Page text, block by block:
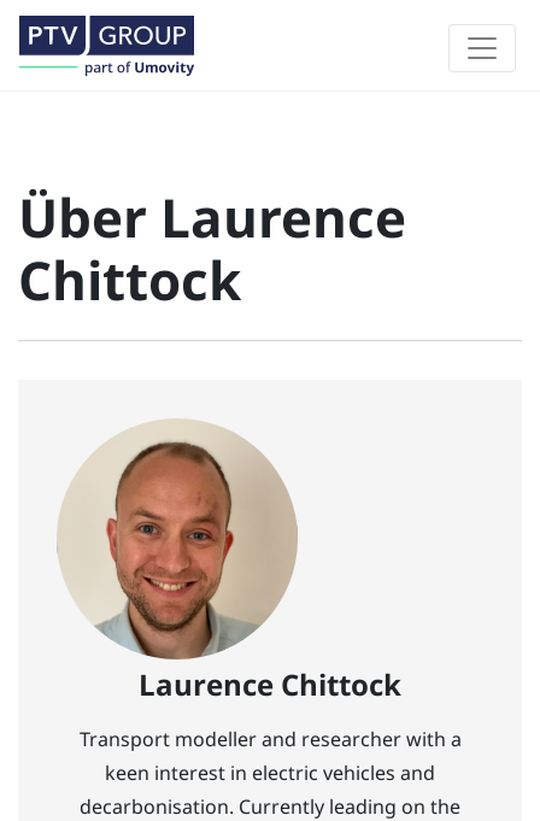
Über Laurence
Chittock
Laurence Chittock
Transport modeller and researcher with a
keen interest in electric vehicles and
decarbonisation. Currently leading on the